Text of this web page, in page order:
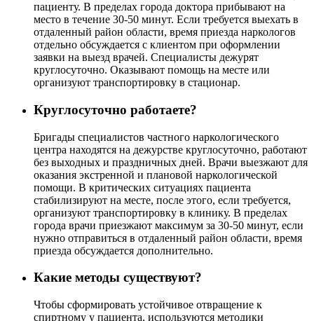
пациенту. В пределах города доктора прибывают на
место в течение 30-50 минут. Если требуется выехать в
отдаленный район области, время приезда наркологов
отдельно обсуждается с клиентом при оформлении
заявки на выезд врачей. Специалисты дежурят
круглосуточно. Оказывают помощь на месте или
организуют транспортировку в стационар.
Круглосуточно работаете?
Бригады специалистов частного наркологического
центра находятся на дежурстве круглосуточно, работают
без выходных и праздничных дней. Врачи выезжают для
оказания экстренной и плановой наркологической
помощи. В критических ситуациях пациента
стабилизируют на месте, после этого, если требуется,
организуют транспортировку в клинику. В пределах
города врачи приезжают максимум за 30-50 минут, если
нужно отправиться в отдаленный район области, время
приезда обсуждается дополнительно.
Какие методы существуют?
Чтобы сформировать устойчивое отвращение к
спиртному у пациента, используются методики